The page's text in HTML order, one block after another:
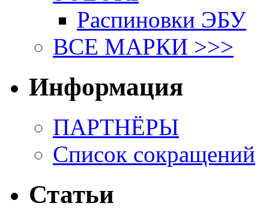
Распиновки ЭБУ
ВСЕ МАРКИ >>>
Информация
ПАРТНЁРЫ
Список сокращений
Статьи